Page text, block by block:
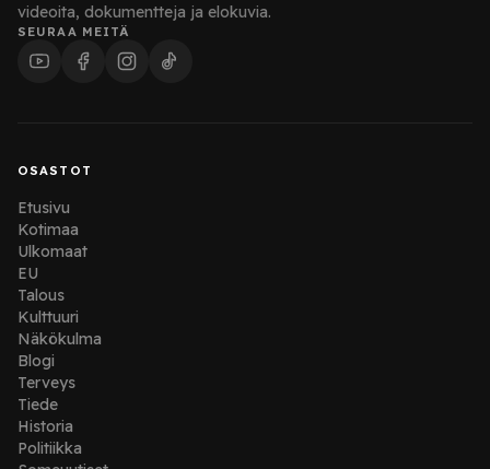
videoita, dokumentteja ja elokuvia.
SEURAA MEITÄ
OSASTOT
Etusivu
Kotimaa
Ulkomaat
EU
Talous
Kulttuuri
Näkökulma
Blogi
Terveys
Tiede
Historia
Politiikka